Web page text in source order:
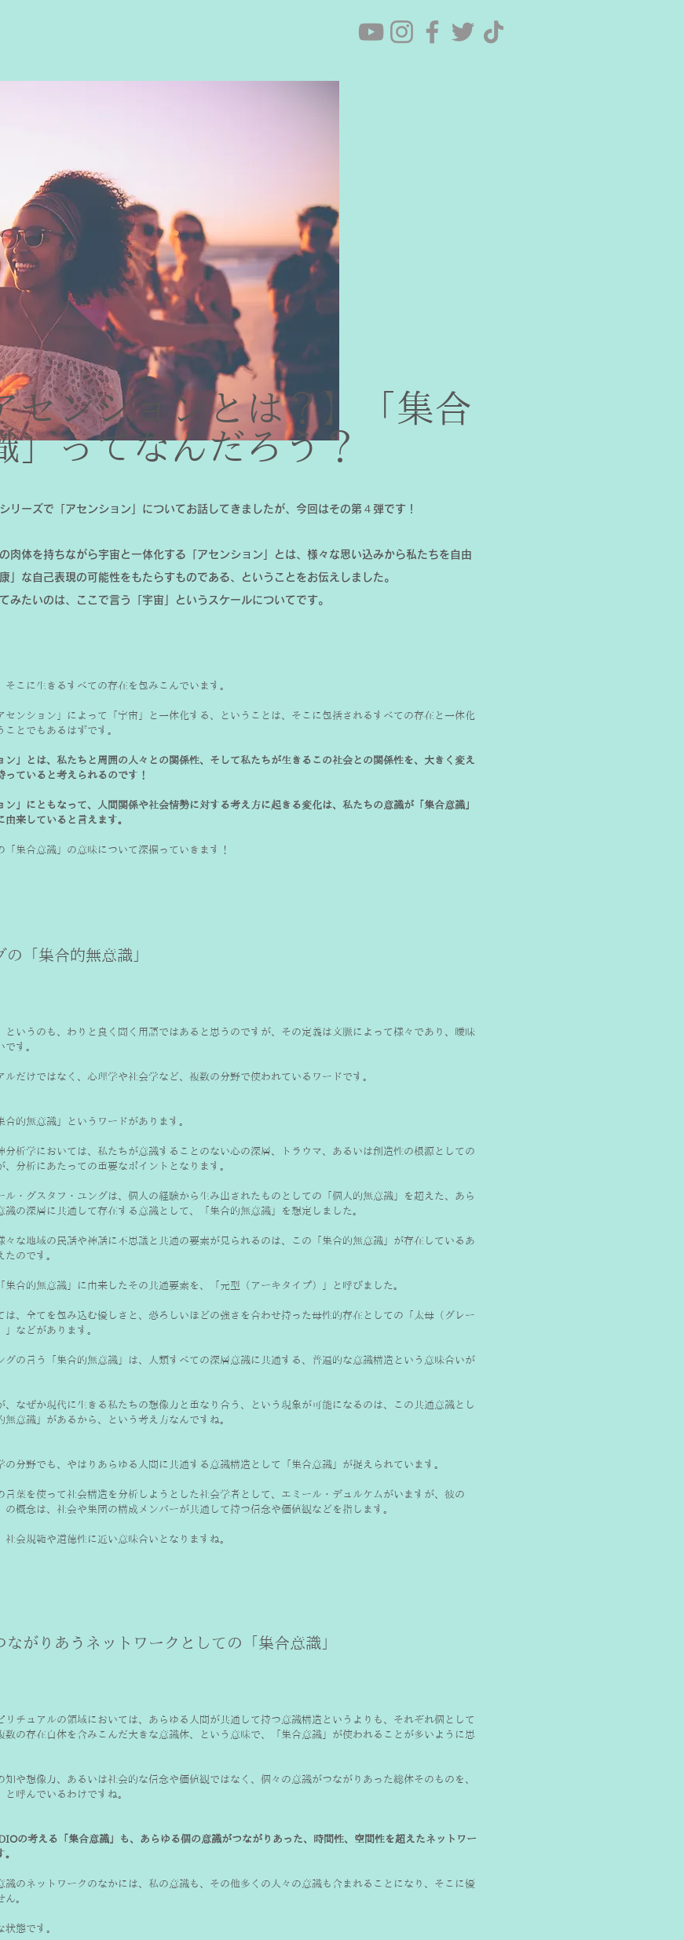
センションとは？】「集合
」ってなんだろう？
リーズで「アセンション」についてお話してきましたが、今回はその第４弾です！
肉体を持ちながら宇宙と一体化する「アセンション」とは、様々な思い込みから私たちを自由
」な自己表現の可能性をもたらすものである、ということをお伝えしました。
みたいのは、ここで言う「宇宙」というスケールについてです。
そこに生きるすべての存在を包みこんでいます。
センション」によって「宇宙」と一体化する、ということは、そこに包括されるすべての存在と一体化
ことでもあるはずです。
ン」とは、私たちと周囲の人々との関係性、そして私たちが生きるこの社会との関係性を、大きく変え
っていると考えられるのです！
ン」にともなって、人間関係や社会情勢に対する考え方に起きる変化は、私たちの意識が「集合意識」
由来していると言えます。
「集合意識」の意味について深掘っていきます！
というのも、わりと良く聞く用語ではあると思うのですが、その定義は文脈によって様々であり、曖昧
です。
ルだけではなく、心理学や社会学など、複数の分野で使われているワードです。
合的無意識」というワードがあります。
分析学においては、私たちが意識することのない心の深層、トラウマ、あるいは創造性の根源としての
、分析にあたっての重要なポイントとなります。
ル・グスタフ・ユングは、個人の経験から生み出されたものとしての「個人的無意識」を超えた、あら
識の深層に共通して存在する意識として、「集合的無意識」を想定しました。
々な地域の民話や神話に不思議と共通の要素が見られるのは、この「集合的無意識」が存在しているあ
たのです。
集合的無意識」に由来したその共通要素を、「元型（アーキタイプ）」と呼びました。
は、全てを包み込む優しさと、恐ろしいほどの強さを合わせ持った母性的存在としての「太母（グレー
」などがあります。
グの言う「集合的無意識」は、人類すべての深層意識に共通する、普遍的な意識構造という意味合いが
、なぜか現代に生きる私たちの想像力と重なり合う、という現象が可能になるのは、この共通意識とし
無意識」があるから、という考え方なんですね。
の分野でも、やはりあらゆる人間に共通する意識構造として「集合意識」が捉えられています。
言葉を使って社会構造を分析しようとした社会学者として、エミール・デュルケムがいますが、彼の
の概念は、社会や集団の構成メンバーが共通して持つ信念や価値観などを指します。
社会規範や道徳性に近い意味合いとなりますね。
リチュアルの領域においては、あらゆる人間が共通して持つ意識構造というよりも、それぞれ個として
数の存在自体を含みこんだ大きな意識体、という意味で、「集合意識」が使われることが多いように思
知や想像力、あるいは社会的な信念や価値観ではなく、個々の意識がつながりあった総体そのものを、
と呼んでいるわけですね。
の考える「集合意識」も、あらゆる個の意識がつながりあった、時間性、空間性を超えたネットワー
識のネットワークのなかには、私の意識も、その他多くの人々の意識も含まれることになり、そこに優
ん。
状態です。